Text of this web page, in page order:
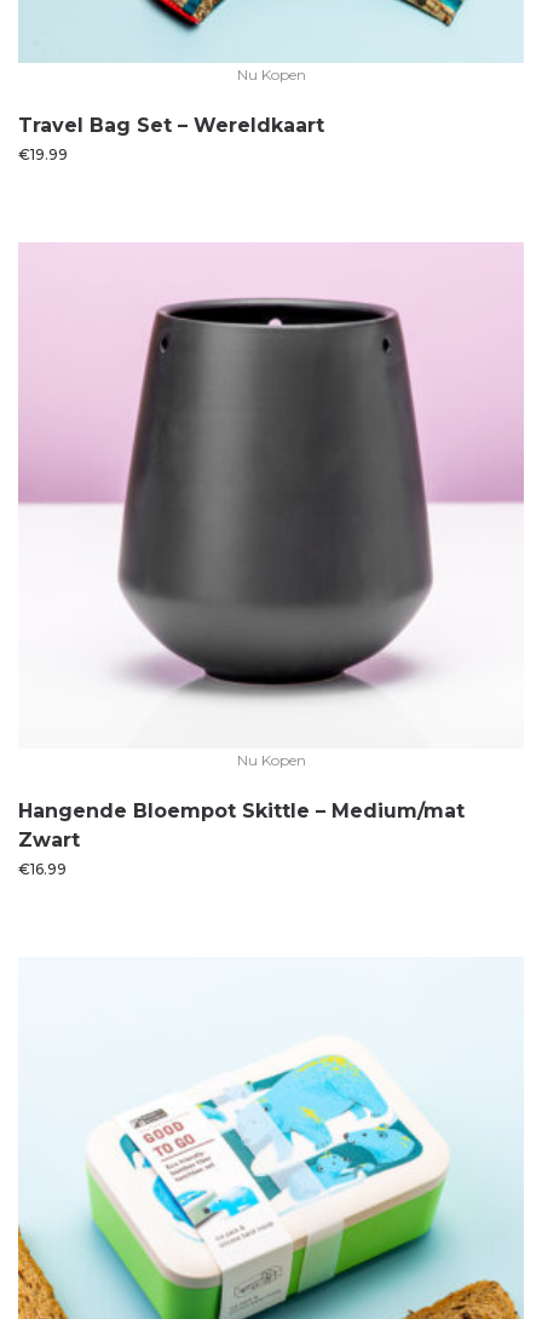
Nu Kopen
Travel Bag Set – Wereldkaart
€19.99
Nu Kopen
Hangende Bloempot Skittle – Medium/mat
Zwart
€16.99